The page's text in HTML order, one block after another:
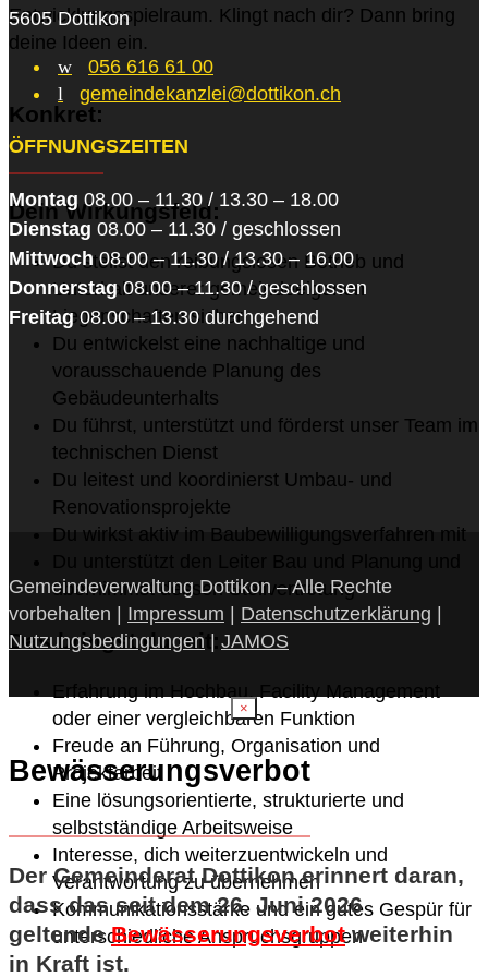
Entwicklungsspielraum. Klingt nach dir? Dann bring
deine Ideen ein.
Konkret:
Dein Wirkungsfeld:
Du stellst den reibungslosen Betrieb und
Unterhalt unserer gemeindeeigenen
Liegenschaften sicher
Du entwickelst eine nachhaltige und
vorausschauende Planung des
Gebäudeunterhalts
Du führst, unterstützt und förderst unser Team im
technischen Dienst
Du leitest und koordinierst Umbau- und
Renovationsprojekte
Du wirkst aktiv im Baubewilligungsverfahren mit
übernimmst dessen Stellvertretung
Das bringst du mit:
Erfahrung im Hochbau, Facility Management
oder einer vergleichbaren Funktion
Freude an Führung, Organisation und
Projektarbeit
Eine lösungsorientierte, strukturierte und
selbstständige Arbeitsweise
Interesse, dich weiterzuentwickeln und
Verantwortung zu übernehmen
Kommunikationsstärke und ein gutes Gespür für
unterschiedliche Anspruchsgruppen
5605 Dottikon
w
056 616 61 00
l
gemeindekanzlei@dottikon.ch
ÖFFNUNGSZEITEN
Montag 08.00 – 11.30 / 13.30 – 18.00
Dienstag 08.00 – 11.30 / geschlossen
Mittwoch08.00 – 11.30 / 13.30 – 16.00
Donnerstag08.00 – 11.30 / geschlossen
Freitag08.00 – 13.30 durchgehend
Gemeindeverwaltung Dottikon – Alle Rechte
vorbehalten | Impressum | Datenschutzerklärung |
Nutzungsbedingungen | JAMOS
×
Bewässerungsverbot
Der Gemeinderat Dottikon erinnert daran,
dass das seit dem 26. Juni 2026
geltendeBewässerungsverbot weiterhin
in Kraft ist.